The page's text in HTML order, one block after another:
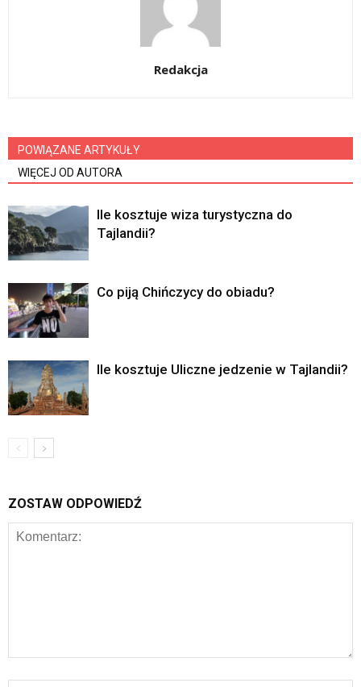
Redakcja
POWIĄZANE ARTYKUŁY
WIĘCEJ OD AUTORA
Ile kosztuje wiza turystyczna do
Tajlandii?
Co piją Chińczycy do obiadu?
Ile kosztuje Uliczne jedzenie w Tajlandii?
ZOSTAW ODPOWIEDŹ